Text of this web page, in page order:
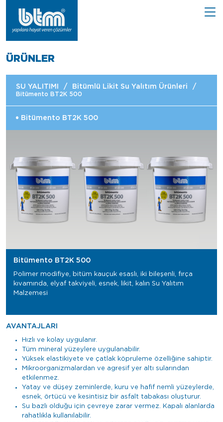
ÜRÜNLER
SU YALITIMI / Bitümlü Likit Su Yalıtım Ürünleri /
Bitümento BT2K 500
Bitümento BT2K 500
Bitümento BT2K 500
Polimer modifiye, bitüm kauçuk esaslı, iki bileşenli, fırça
kıvamında, elyaf takviyeli, esnek, likit, kalın Su Yalıtım
Malzemesi
AVANTAJLARI
Hızlı ve kolay uygulanır.
Tüm mineral yüzeylere uygulanabilir.
Yüksek elastikiyete ve çatlak köpruleme özelliğine sahiptir.
Mikroorganizmalardan ve agresif yer altı sularından
etkilenmez.
Yatay ve düşey zeminlerde, kuru ve hafif nemli yüzeylerde,
esnek, örtücü ve kesintisiz bir asfalt tabakası oluşturur.
Su bazlı olduğu için çevreye zarar vermez. Kapalı alanlarda
rahatlıkla kullanılabilir.